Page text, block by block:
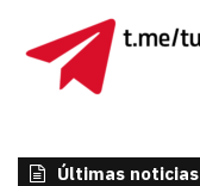
Últimas noticias